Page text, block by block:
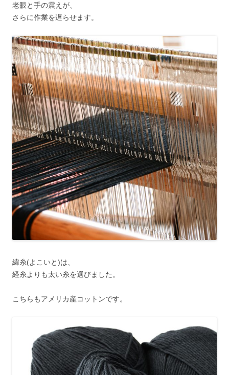
老眼と手の震えが、
さらに作業を遅らせます。
緯糸(よこいと)は、
経糸よりも太い糸を選びました。
こちらもアメリカ産コットンです。